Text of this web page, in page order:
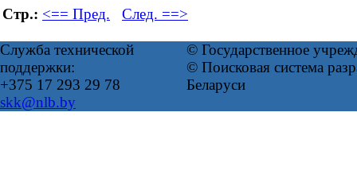
Стр.: <== Пред. След. ==>
Служба технической
поддержки:
+375 17 293 29 78
skk@nlb.by
© Государственное
© Поисковая система
Беларуси